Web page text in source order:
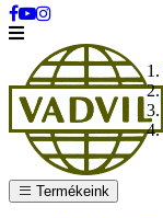
Termékeink